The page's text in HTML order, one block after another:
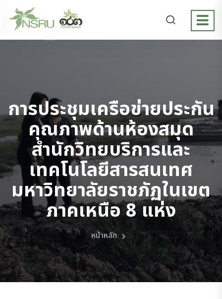
การประชุมเครือข่ายประกัน
คุณภาพด้านห้องสมุด
สำนักวิทยบริการและ
เทคโนโลยีสารสนเทศ
มหาวิทยาลัยราชภัฏในเขต
ภาคเหนือ 8 แห่ง
หน้าหลัก